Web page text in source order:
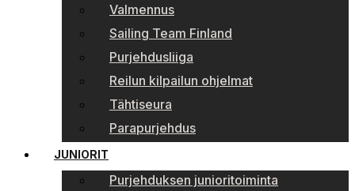
Valmennus
Sailing Team Finland
Purjehdusliiga
Reilun kilpailun ohjelmat
Tähtiseura
Parapurjehdus
JUNIORIT
Purjehduksen junioritoiminta